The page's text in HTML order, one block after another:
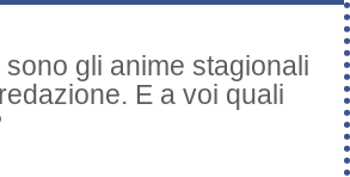
gli anime stagionali
E a voi quali